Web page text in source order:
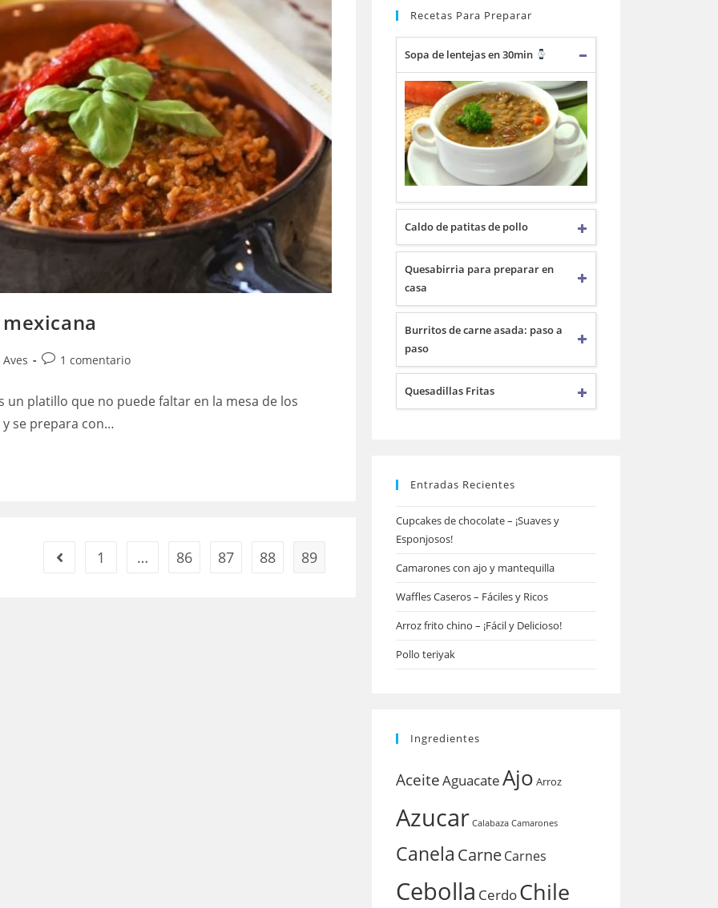
Comentarios
entrada:
1 comentario
un platillo que no puede faltar en la mesa de los
y se prepara con…
Ir a la página anterior
1 … 86 87 88 89
Recetas Para Preparar
Sopa de lentejas en 30min
Caldo de patitas de pollo
Quesabirria para preparar en
casa
Burritos de carne asada: paso a
paso
Quesadillas Fritas
Entradas Recientes
Cupcakes de chocolate – ¡Suaves y
Esponjosos!
Camarones con ajo y mantequilla
Waffles Caseros – Fáciles y Ricos
Arroz frito chino – ¡Fácil y Delicioso!
Pollo teriyak
Ingredientes
AceiteAguacateAjo Arroz
Azucar Calabaza Camarones
Canela CarneCarnes
Cebolla CerdoChile